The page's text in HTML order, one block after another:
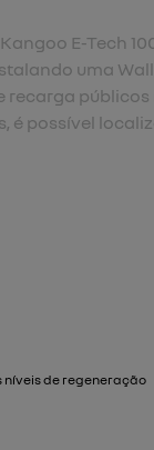
E-Tech
uma
é possível
níveis de regeneração